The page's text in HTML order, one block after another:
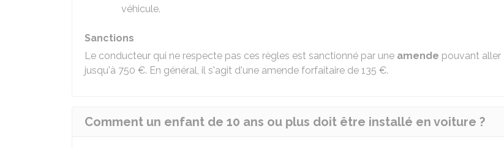
véhicule.
Sanctions
Le conducteur qui ne respecte pas ces règles est sanctionné par une amende pouvant aller
jusqu'à 750 €. En général, il s'agit d'une amende forfaitaire de 135 €.
Comment un enfant de 10 ans ou plus doit être installé en voiture ?